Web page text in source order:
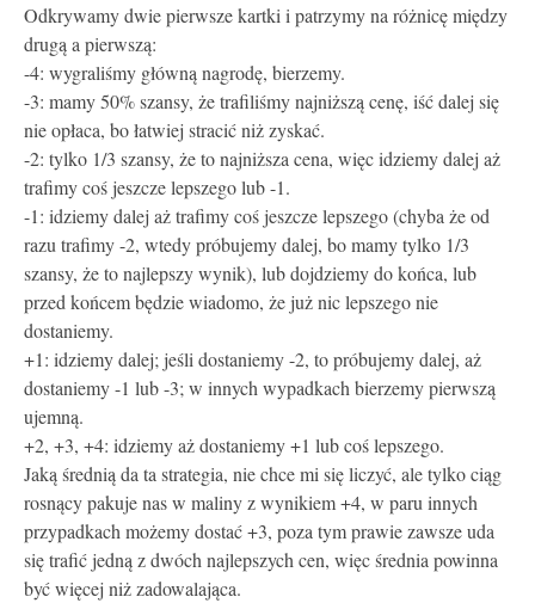
Odkrywamy dwie pierwsze kartki i patrzymy na różnicę między
drugą a pierwszą:
-4: wygraliśmy główną nagrodę, bierzemy.
-3: mamy 50% szansy, że trafiliśmy najniższą cenę, iść dalej się
nie opłaca, bo łatwiej stracić niż zyskać.
-2: tylko 1/3 szansy, że to najniższa cena, więc idziemy dalej aż
trafimy coś jeszcze lepszego lub -1.
-1: idziemy dalej aż trafimy coś jeszcze lepszego (chyba że od
razu trafimy -2, wtedy próbujemy dalej, bo mamy tylko 1/3
szansy, że to najlepszy wynik), lub dojdziemy do końca, lub
przed końcem będzie wiadomo, że już nic lepszego nie
dostaniemy.
+1: idziemy dalej; jeśli dostaniemy -2, to próbujemy dalej, aż
dostaniemy -1 lub -3; w innych wypadkach bierzemy pierwszą
ujemną.
+2, +3, +4: idziemy aż dostaniemy +1 lub coś lepszego.
Jaką średnią da ta strategia, nie chce mi się liczyć, ale tylko ciąg
rosnący pakuje nas w maliny z wynikiem +4, w paru innych
przypadkach możemy dostać +3, poza tym prawie zawsze uda
się trafić jedną z dwóch najlepszych cen, więc średnia powinna
być więcej niż zadowalająca.